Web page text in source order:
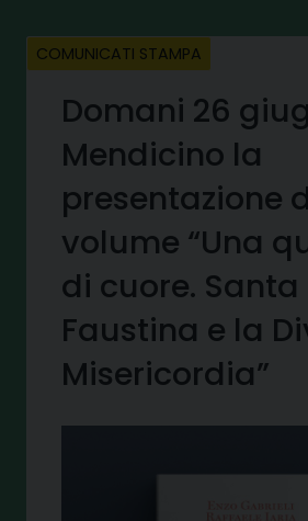
COMUNICATI STAMPA
Domani 26
Mendicino la
presentazione
volume “Una
di cuore. Santa
Faustina e la
Misericordia”